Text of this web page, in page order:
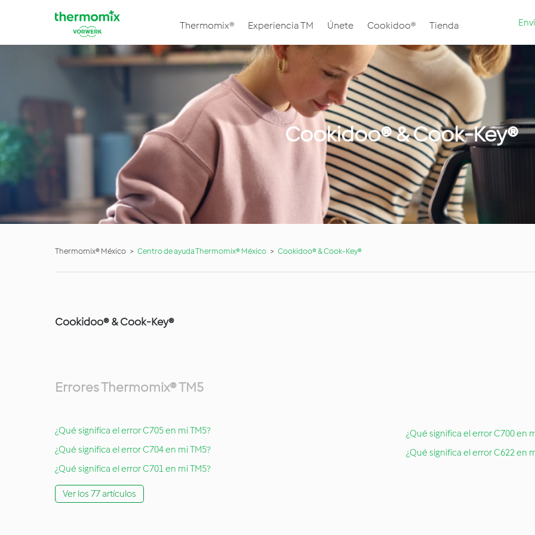
Thermomix® Experiencia TM Únete Cookidoo® Tienda
Cookidoo® & Cook-Key®
Thermomix® México Centro de ayuda Thermomix® México Cookidoo® & Cook-Key®
Cookidoo® & Cook-Key®
Errores Thermomix® TM5
¿Qué significa el error C705 en mi TM5?
¿Qué significa el error C704 en mi TM5?
¿Qué significa el error C701 en mi TM5?
¿Qué significa el error C700 en
¿Qué significa el error C622 en
Ver los 77 artículos